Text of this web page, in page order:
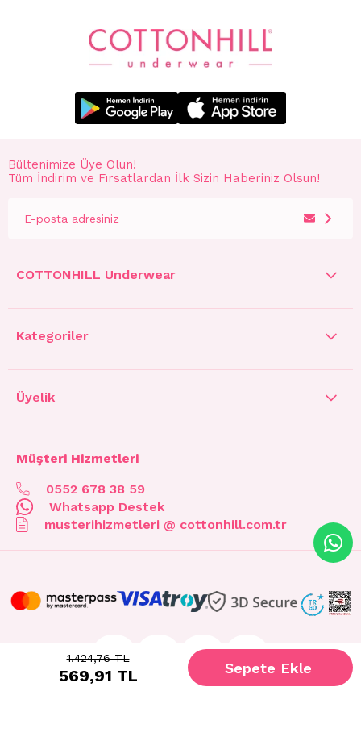
Bültenimize Üye Olun!
Tüm İndirim ve Fırsatlardan İlk Sizin Haberiniz Olsun!
COTTONHILL Underwear
Kategoriler
Üyelik
Müşteri Hizmetleri
0552 678 38 59
Whatsapp Destek
musterihizmetleri @ cottonhill.com.tr
1.424,76 TL
569,91 TL